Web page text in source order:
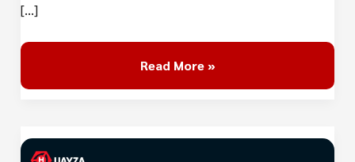
[…]
Read More »